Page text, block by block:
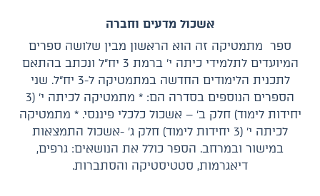
אשכול מדעים וחברה
ספר מתמטיקה זה הוא הראשון מבין שלושה ספרים
המיועדים לתלמידי כיתה י׳ ברמת 3 יח״ל ונכתב בהתאם
לתכנית הלימודים החדשה במתמטיקה ל-3 יח״ל. שני
הספרים הנוספים בסדרה הם: * מתמטיקה לכיתה י׳ (3
יחידות לימוד) חלק ב׳ – אשכול כלכלי פיננסי. * מתמטיקה
לכיתה י׳ (3 יחידות לימוד) חלק ג׳ -אשכול התמצאות
במישור ובמרחב. הספר כולל את הנושאים: גרפים,
דיאגרמות, סטטיסטיקה והסתברות.